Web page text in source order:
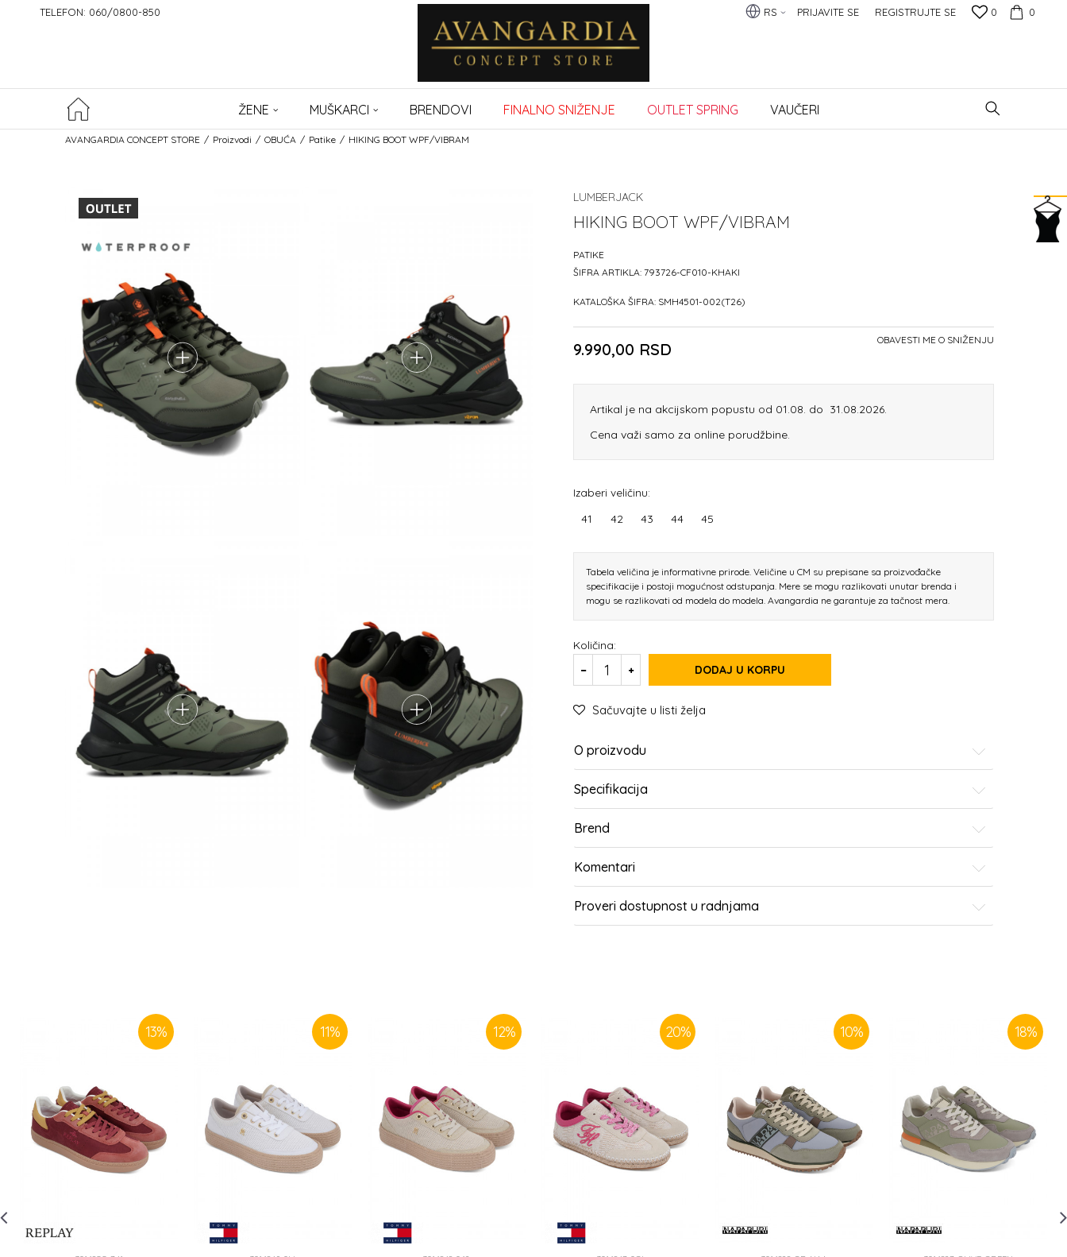
TELEFON: 060/0800-850 0
0
PRIJAVITE SE REGISTRUJTE SE
RS
ŽENE MUŠKARCI BRENDOVI FINALNO SNIŽENJE OUTLET SPRING VAUČERI
AVANGARDIA CONCEPT STORE Proizvodi OBUĆA Patike HIKING BOOT WPF/VIBRAM
LUMBERJACK
HIKING BOOT WPF/VIBRAM
PATIKE
ŠIFRA ARTIKLA: 793726-CF010-KHAKI
KATALOŠKA ŠIFRA: SMH4501-002(T26)
9.990,00 RSD OBAVESTI ME O SNIŽENJU
Artikal je na akcijskom popustu od 01.08. do 31.08.2026.
Cena važi samo za online porudžbine.
Izaberi veličinu:
41 42 43 44 45
Tabela veličina je informativne prirode. Veličine u CM su prepisane sa proizvođačke
specifikacije i postoji mogućnost odstupanja. Mere se mogu razlikovati unutar brenda i
mogu se razlikovati od modela do modela. Avangardia ne garantuje za tačnost mera.
Količina:
DODAJ U KORPU
Sačuvajte u listi želja
O proizvodu
Specifikacija
Brend
Komentari
Proveri dostupnost u radnjama
13% 11% 12% 20% 10% 18%